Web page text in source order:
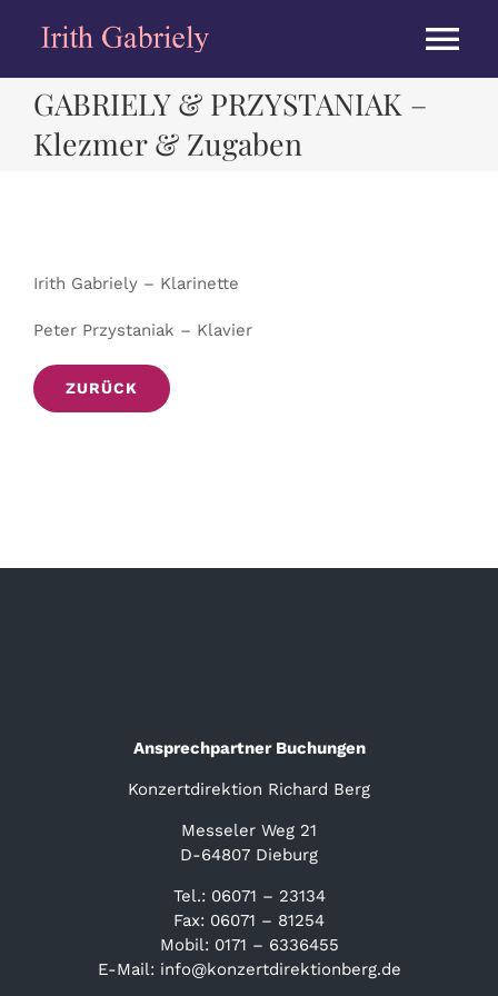
Inhalt
HOME
ALBEN
PRESSE
GABRIELY & PRZYSTANIAK –
Klezmer & Zugaben
Irith Gabriely – Klarinette
Peter Przystaniak – Klavier
ZURÜCK
Ansprechpartner Buchungen
Konzertdirektion Richard Berg
Messeler Weg 21
D-64807 Dieburg
Tel.: 06071 – 23134
Fax: 06071 – 81254
Mobil: 0171 – 6336455
E-Mail: info@konzertdirektionberg.de